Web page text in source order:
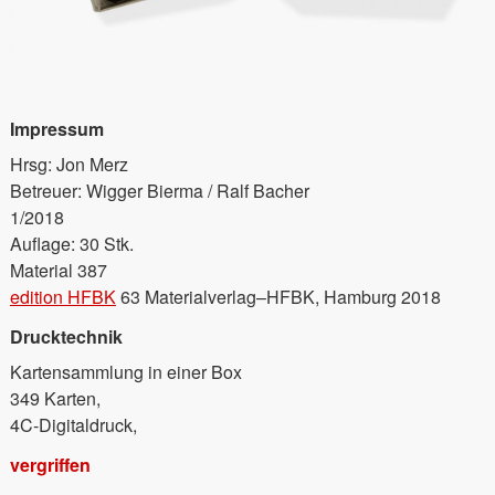
Impressum
Hrsg: Jon Merz
Betreuer: Wigger Bierma / Ralf Bacher
1/2018
Auflage: 30 Stk.
Material 387
edition HFBK63 Materialverlag–HFBK, Hamburg 2018
Drucktechnik
Kartensammlung in einer Box
349 Karten,
4C-Digitaldruck,
vergriffen